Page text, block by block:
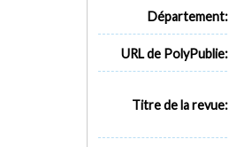
Département:
URL de PolyPublie:
Titre de la revue: